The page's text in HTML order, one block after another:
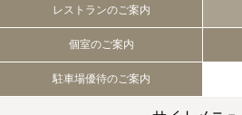
レストランのご案内
個室のご案内
駐車場優待のご案内